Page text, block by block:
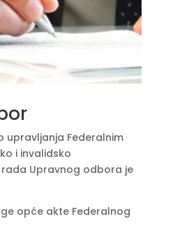
upravljanja Federalnim
i invalidsko
Upravnog odbora je
opće akte Federalnog